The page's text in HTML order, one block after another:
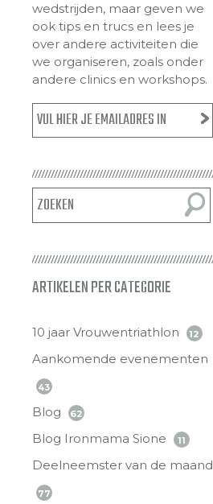
wedstrijden, maar geven we
ook tips en trucs en lees je
over andere activiteiten die
we organiseren, zoals onder
andere clinics en workshops.
ARTIKELEN PER CATEGORIE
10 jaar Vrouwentriathlon 12
Aankomende evenementen
43
Blog 62
Blog Ironmama Sione 11
Deelneemster van de maand
77